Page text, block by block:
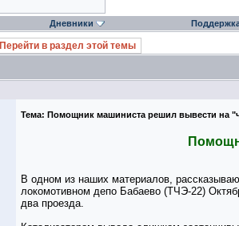
Дневники
Перейти в раздел этой темы
Тема: Помощник машиниста решил вывести на
В одном из наших материалов,
локомотивном депо Бабаево (ТЧЭ‑22)
два проезда.